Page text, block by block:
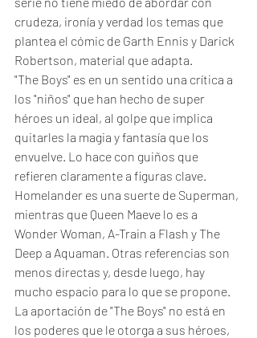
crudeza, ironía y verdad los temas que
plantea el cómic de Garth Ennis y Darick
Robertson, material que adapta.
"The Boys" es en un sentido una crítica a
los "niños" que han hecho de super
héroes un ideal, al golpe que implica
quitarles la magia y fantasía que los
envuelve. Lo hace con guiños que
refieren claramente a figuras clave.
Homelander es una suerte de Superman,
mientras que Queen Maeve lo es a
Wonder Woman, A-Train a Flash y The
Deep a Aquaman. Otras referencias son
menos directas y, desde luego, hay
mucho espacio para lo que se propone.
La aportación de "The Boys" no está en
los poderes que le otorga a sus héroes,